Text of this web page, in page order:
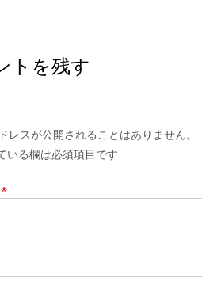
トを残す
レスが公開されることはありません。
いる欄は必須項目です
※